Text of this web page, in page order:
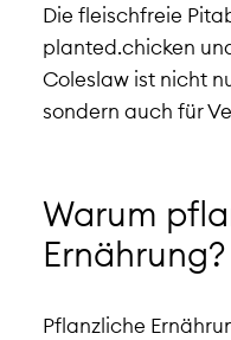
Die fleischfreie
planted.chicken
Coleslaw ist nicht
sondern auch für
Warum
Ernährung?
Pflanzliche